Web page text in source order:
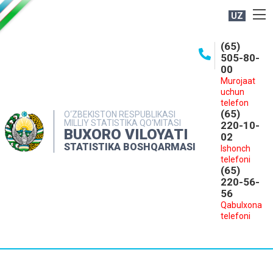
UZ
O‘ZBEKISTON RESPUBLIKASI
MILLIY STATISTIKA QO‘MITASI
BUXORO VILOYATI
STATISTIKA BOSHQARMASI
(65)
505-80-
00
Murojaat
uchun
telefon
(65)
220-10-
02
Ishonch
telefoni
(65)
220-56-
56
Qabulxona
telefoni
MATBUOT XIZMATI
MUROJAATLAR